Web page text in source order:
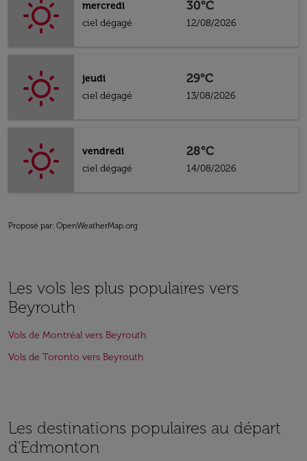
mercredi
ciel dégagé
30°C
12/08/2026
jeudi
ciel dégagé
29°C
13/08/2026
vendredi
ciel dégagé
28°C
14/08/2026
Proposé par: OpenWeatherMap.org
Les vols les plus populaires vers
Beyrouth
Vols de Montréal vers Beyrouth
Vols de Toronto vers Beyrouth
Les destinations populaires au départ
d'Edmonton